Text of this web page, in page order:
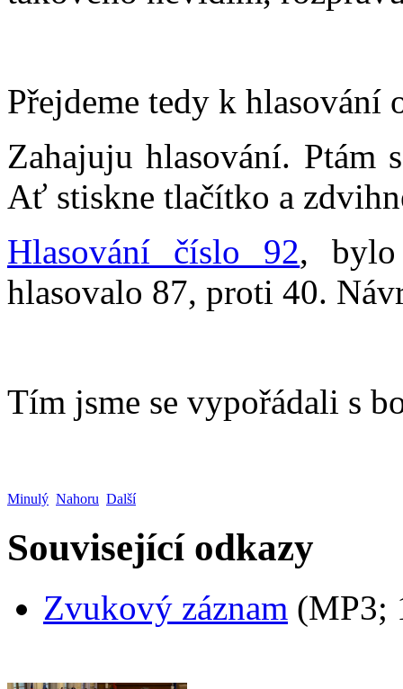
Přejdeme tedy k hlasování
Zahajuju hlasování. Ptám
Ať stiskne tlačítko a
Hlasování číslo 92, bylo
hlasovalo 87, proti 40.
Tím jsme se vypořádali s
Minulý Nahoru Další
Související odkazy
Zvukový záznam (MP3;